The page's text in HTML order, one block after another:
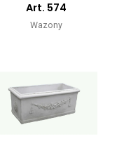
Art. 574
Wazony